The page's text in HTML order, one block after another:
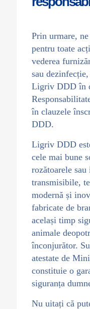
Prin urmare,
pentru toate
vederea
sau
Ligriv DDD în
în clauzele
DDD.
Ligriv DDD
cele mai bune
rozătoarele
transmisibile,
modernă și
fabricate de
același timp
animale
înconjurător.
atestate de
constituie o
siguranța
Nu uitați că